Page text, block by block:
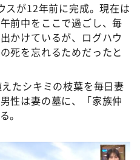
スが12年前に完成。現在は
前中をここで過ごし、毎
かけているが、ログハウ
死を忘れるためだったと
たシキミの枝葉を毎日妻
性は妻の墓に、「家族仲
。